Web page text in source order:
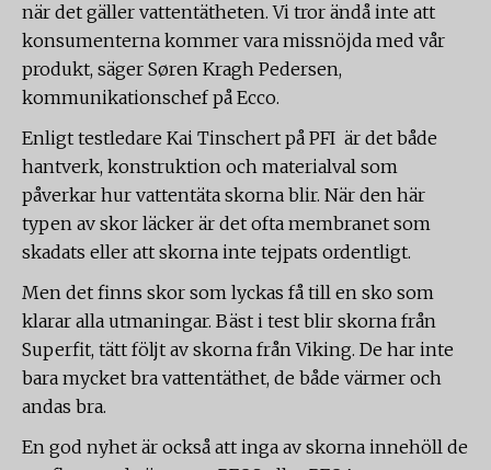
när det gäller vattentätheten. Vi tror ändå inte att
konsumenterna kommer vara missnöjda med vår
produkt, säger Søren Kragh Pedersen,
kommunikationschef på Ecco.
Enligt testledare Kai Tinschert på PFI är det både
hantverk, konstruktion och materialval som
påverkar hur vattentäta skorna blir. När den här
typen av skor läcker är det ofta membranet som
skadats eller att skorna inte tejpats ordentligt.
Men det finns skor som lyckas få till en sko som
klarar alla utmaningar. Bäst i test blir skorna från
Superfit, tätt följt av skorna från Viking. De har inte
bara mycket bra vattentäthet, de både värmer och
andas bra.
En god nyhet är också att inga av skorna innehöll de